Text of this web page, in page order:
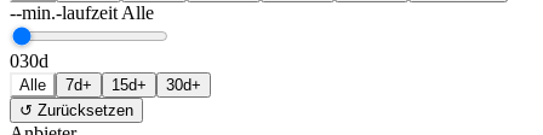
--min.-laufzeit Alle
030d
Alle 7d+ 15d+
30d+
↺ Zurücksetzen